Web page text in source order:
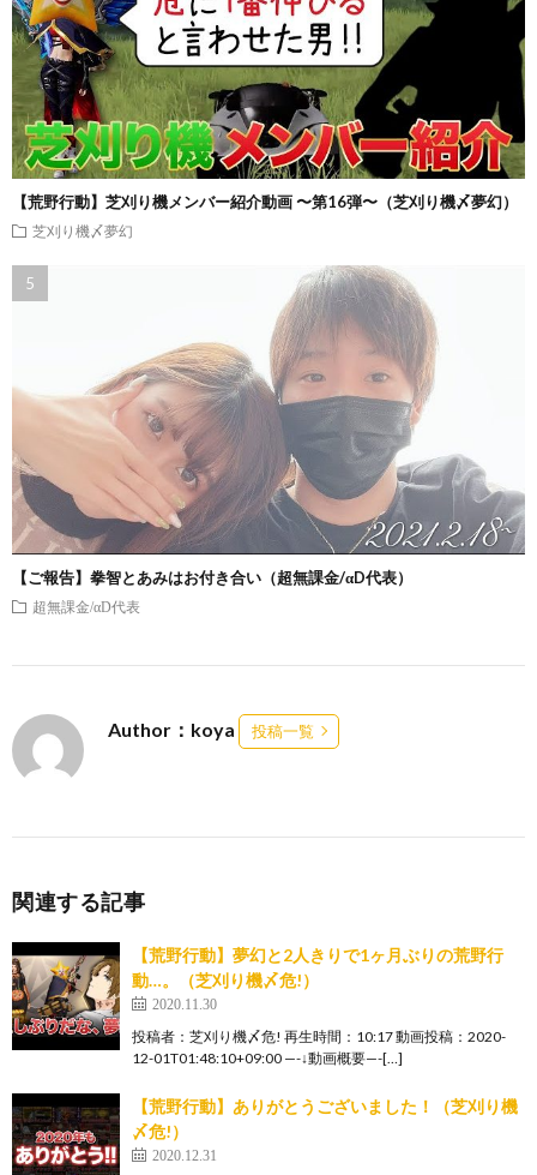
【荒野行動】芝刈り機メンバー紹介動画 〜第16弾〜（芝刈り機〆夢幻）
芝刈り機〆夢幻
【ご報告】拳智とあみはお付き合い（超無課金/αD代表）
超無課金/αD代表
Author：koya 投稿一覧
関連する記事
【荒野行動】夢幻と2人きりで1ヶ月ぶりの荒野行
動…。（芝刈り機〆危!）
2020.11.30
投稿者：芝刈り機〆危! 再生時間：10:17 動画投稿：2020-
12-01T01:48:10+09:00 —-↓動画概要—-[…]
【荒野行動】ありがとうございました！（芝刈り機
〆危!）
2020.12.31